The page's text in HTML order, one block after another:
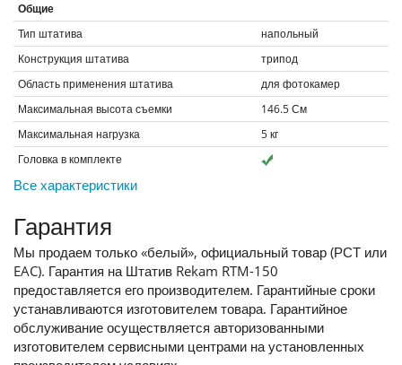
Общие
Тип штатива
напольный
Конструкция штатива
трипод
Область применения штатива
для фотокамер
Максимальная высота съемки
146.5См
Максимальная нагрузка
5кг
Головка в комплекте
Все характеристики
Гарантия
Мы продаем только «белый», официальный товар (РСТ или
EAC). Гарантия на Штатив Rekam RTM-150
предоставляется его производителем. Гарантийные сроки
устанавливаются изготовителем товара. Гарантийное
обслуживание осуществляется авторизованными
изготовителем сервисными центрами на установленных